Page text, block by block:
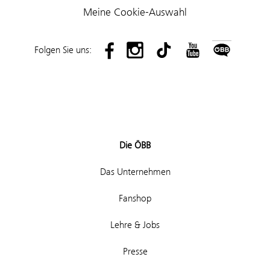
Meine Cookie-Auswahl
Folgen Sie uns:
Die ÖBB
Das Unternehmen
Fanshop
Lehre & Jobs
Presse